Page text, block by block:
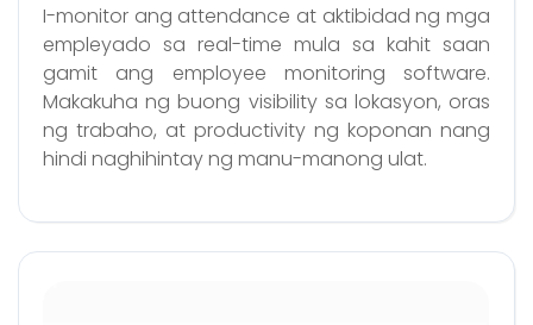
I-monitor ang attendance at aktibidad ng mga
empleyado sa real-time mula sa kahit saan
gamit ang employee monitoring software.
Makakuha ng buong visibility sa lokasyon, oras
ng trabaho, at productivity ng koponan nang
hindi naghihintay ng manu-manong ulat.